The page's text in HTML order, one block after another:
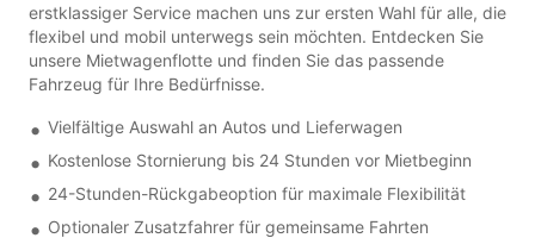
erstklassiger Service machen uns zur ersten Wahl für alle, die
flexibel und mobil unterwegs sein möchten. Entdecken Sie
unsere Mietwagenflotte und finden Sie das passende
Fahrzeug für Ihre Bedürfnisse.
Vielfältige Auswahl an Autos und Lieferwagen
Kostenlose Stornierung bis 24 Stunden vor Mietbeginn
24-Stunden-Rückgabeoption für maximale Flexibilität
Optionaler Zusatzfahrer für gemeinsame Fahrten